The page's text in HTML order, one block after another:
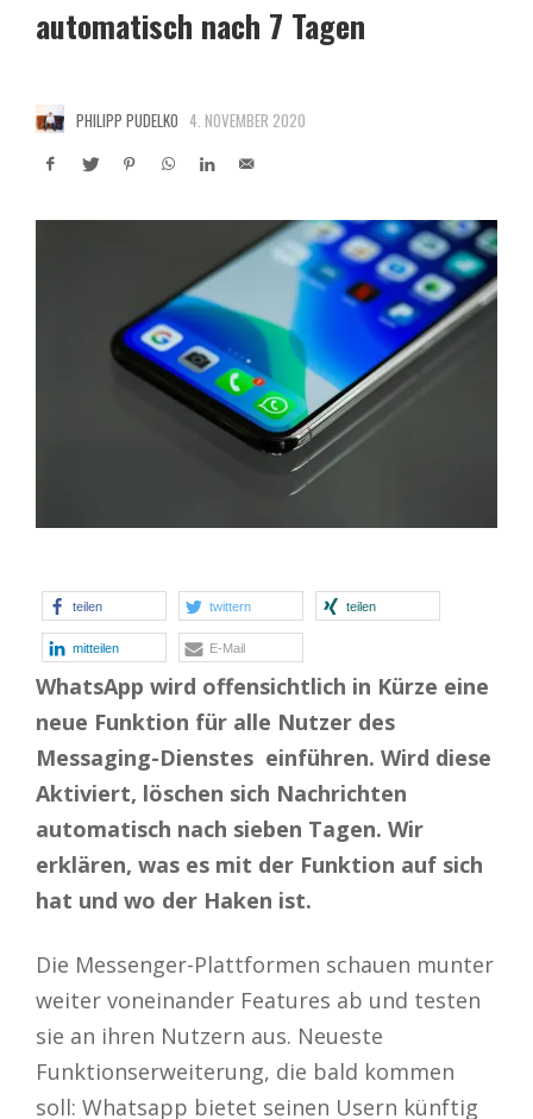
automatisch nach 7 Tagen
PHILIPP PUDELKO 4. NOVEMBER 2020
teilen twittern teilen
mitteilen E-Mail
WhatsApp wird offensichtlich in Kürze eine
neue Funktion für alle Nutzer des
Messaging-Dienstes einführen. Wird diese
Aktiviert, löschen sich Nachrichten
automatisch nach sieben Tagen. Wir
erklären, was es mit der Funktion auf sich
hat und wo der Haken ist.
Die Messenger-Plattformen schauen munter
weiter voneinander Features ab und testen
sie an ihren Nutzern aus. Neueste
Funktionserweiterung, die bald kommen
soll: Whatsapp bietet seinen Usern künftig